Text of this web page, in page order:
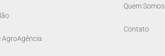
AgroAgência
Quem Somos
Contato